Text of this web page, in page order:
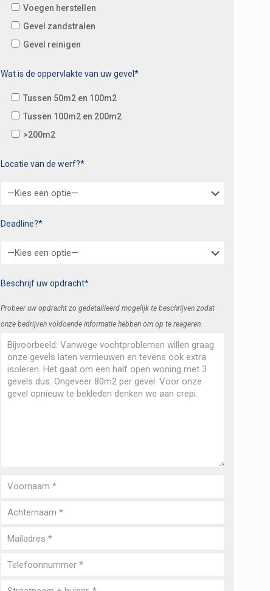
Voegen herstellen
Gevel zandstralen
Gevel reinigen
Wat is de oppervlakte van uw gevel*
Tussen 50m2 en 100m2
Tussen 100m2 en 200m2
>200m2
Locatie van de werf?*
Deadline?*
Beschrijf uw opdracht*
Probeer uw opdracht zo gedetailleerd mogelijk te beschrijven zodat
onze bedrijven voldoende informatie hebben om op te reageren.